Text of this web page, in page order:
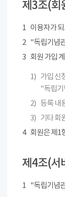
제3조(회
1 이용자가
2 "독립기념
3 회원 가입
1) 가입 신
"독립기
2) 등록 내
3) 기타 회
4
회원은 제1
제4조(서
1 "독립기념